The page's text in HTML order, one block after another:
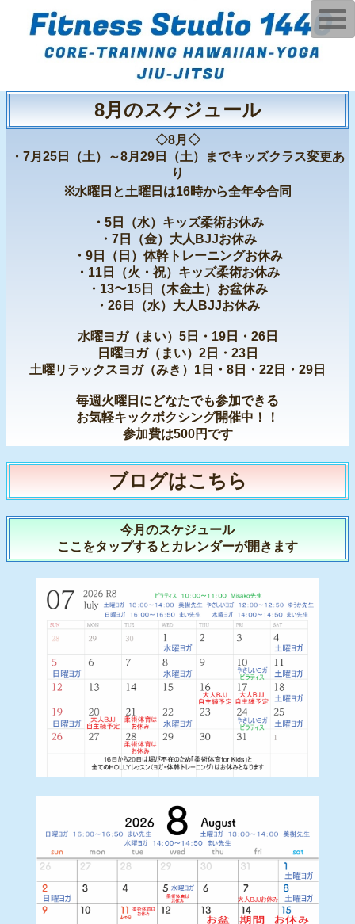
8月のスケジュール
◇8月◇
・7月25日（土）～8月29日（土）までキッズクラス変更あ
り
※水曜日と土曜日は16時から全年令合同
・5日（水）キッズ柔術お休み
・7日（金）大人BJJお休み
・9日（日）体幹トレーニングお休み
・11日（火・祝）キッズ柔術お休み
・13〜15日（木金土）お盆休み
・26日（水）大人BJJお休み
水曜ヨガ（まい）5日・19日・26日
日曜ヨガ（まい）2日・23日
土曜リラックスヨガ（みき）1日・8日・22日・29日
毎週火曜日にどなたでも参加できる
お気軽キックボクシング開催中！！
参加費は500円です
ブログはこちら
今月のスケジュール
ここをタップするとカレンダーが開きます
T
o
g
a
g
t